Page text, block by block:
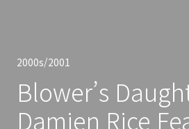
2000s/2001
Blower’s
Damien Rice